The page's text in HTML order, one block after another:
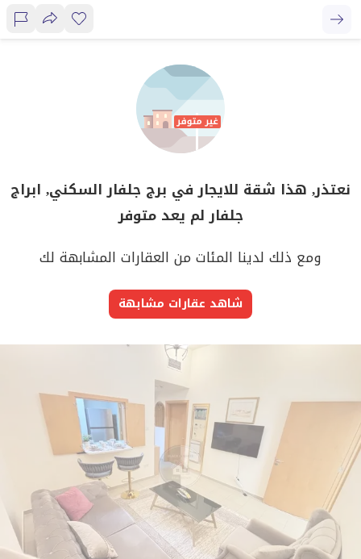
نعتذر, هذا شقة للايجار في برج جلفار السكني, ابراج
جلفار لم يعد متوفر
ومع ذلك لدينا المئات من العقارات المشابهة لك
شاهد عقارات مشابهة